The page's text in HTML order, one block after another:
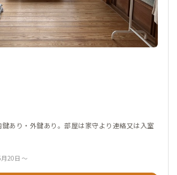
鍵あり・外鍵あり。部屋は家守より連絡又は入室
20日 ～